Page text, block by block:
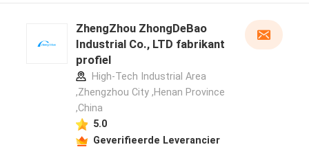
ZhengZhou ZhongDeBao
Industrial Co., LTD fabrikant
profiel
High-Tech Industrial Area
,Zhengzhou City ,Henan Province
,China
5.0
Geverifieerde Leverancier